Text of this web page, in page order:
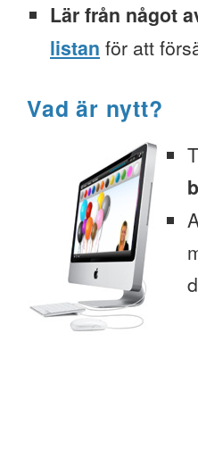
Lär från något
listan för att
Vad är nytt?